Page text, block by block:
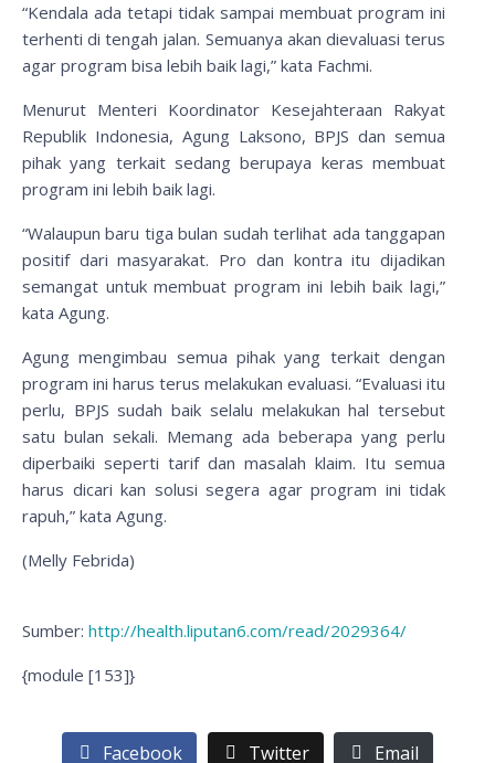
“Kendala ada tetapi tidak sampai membuat program ini
terhenti di tengah jalan. Semuanya akan dievaluasi terus
agar program bisa lebih baik lagi,” kata Fachmi.
Menurut Menteri Koordinator Kesejahteraan Rakyat
Republik Indonesia, Agung Laksono, BPJS dan semua
pihak yang terkait sedang berupaya keras membuat
program ini lebih baik lagi.
“Walaupun baru tiga bulan sudah terlihat ada tanggapan
positif dari masyarakat. Pro dan kontra itu dijadikan
semangat untuk membuat program ini lebih baik lagi,”
kata Agung.
Agung mengimbau semua pihak yang terkait dengan
program ini harus terus melakukan evaluasi. “Evaluasi itu
perlu, BPJS sudah baik selalu melakukan hal tersebut
satu bulan sekali. Memang ada beberapa yang perlu
diperbaiki seperti tarif dan masalah klaim. Itu semua
harus dicari kan solusi segera agar program ini tidak
rapuh,” kata Agung.
(Melly Febrida)
Sumber: http://health.liputan6.com/read/2029364/
{module [153]}
Facebook Twitter Email